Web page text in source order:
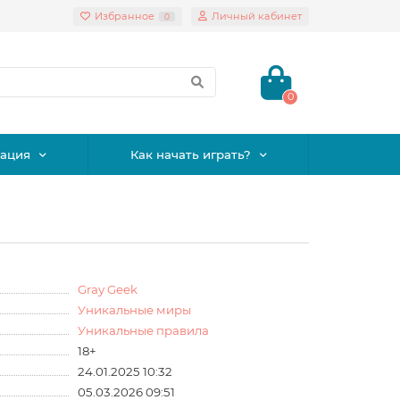
Избранное 0 Личный кабинет
0
Как начать играть?
Gray Geek
Уникальные миры
Уникальные правила
18+
24.01.2025 10:32
05.03.2026 09:51